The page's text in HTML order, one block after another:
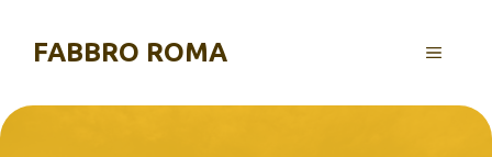
contenuto
FABBRO ROMA MENU